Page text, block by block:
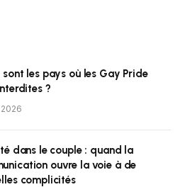
sont les pays où les Gay Pride
?
2026
dans le couple : quand la
ouvre la voie à de
complicités